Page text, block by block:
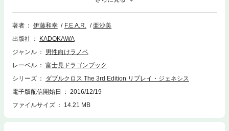
著者 伊藤和幸 F.E.A.R.
亜沙美
出版社
KADOKAWA
ジャンル
男性向けラノベ
レーベル
富士見ドラゴンブック
シリーズ
ダブルクロス The 3rd Edition リプレイ・ジェネシス
電子版配信開始日
2016/12/19
ファイルサイズ
14.21 MB